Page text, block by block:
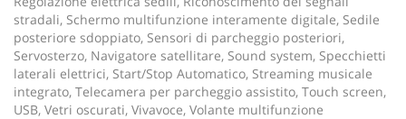
stradali, Schermo multifunzione interamente digitale, Sedile
posteriore sdoppiato, Sensori di parcheggio posteriori,
Servosterzo, Navigatore satellitare, Sound system, Specchietti
laterali elettrici, Start/Stop Automatico, Streaming musicale
integrato, Telecamera per parcheggio assistito, Touch screen,
USB, Vetri oscurati, Vivavoce, Volante multifunzione